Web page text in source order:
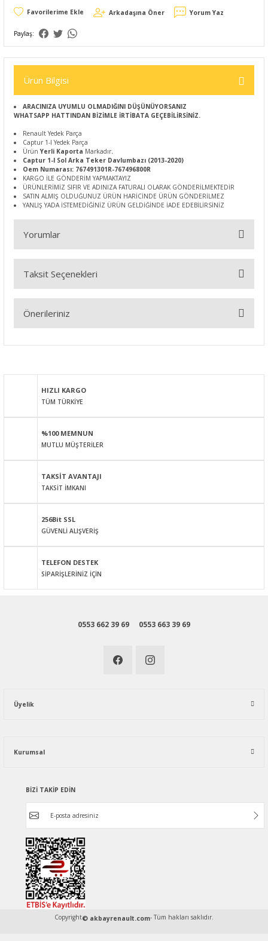
Arkadaşına Öner Yorum Yaz
Paylaş:
Ürün Bilgisi
ARACINIZA UYUMLU OLMADIĞINI DÜŞÜNÜYORSANIZ
WHATSAPP HATTINDAN BİZİMLE İRTİBATA GEÇEBİLİRSİNİZ.
Renault Yedek Parça
Captur 1-I Yedek Parça
ÜrünYerli Kaporta Markadır.
Captur 1-I Sol Arka Teker Davlumbazı (2013-2020)
Oem Numarası: 767491301R-767496800R
KARGO İLE GÖNDERİM YAPMAKTAYIZ
ÜRÜNLERİMİZ SIFIR VE ADINIZA FATURALI OLARAK GÖNDERİLMEKTEDİR
SATIN ALMIŞ OLDUĞUNUZ ÜRÜN HARİCİNDE ÜRÜN GÖNDERİLMEZ
YANLIŞ YADA İSTEMEDİĞİNİZ ÜRÜN GELDİĞİNDE İADE EDEBİLİRSİNİZ
Yorumlar
Bu ürüne ilk yorumu siz yapın!
Taksit Seçenekleri
Önerileriniz
Görüş ve önerileriniz için teşekkür ederiz.
Ürün resmi kalitesiz, bozuk veya görüntülenemiyor.
Ürün bilgilerinde hatalar bulunuyor.
Bu ürüne benzer farklı alternatifler olmalı.
HIZLI KARGO
TÜM TÜRKİYE
%100 MEMNUN
MUTLU MÜŞTERİLER
TAKSİT AVANTAJI
TAKSİT İMKANI
256Bit SSL
GÜVENLİ ALIŞVERİŞ
TELEFON DESTEK
SİPARİŞLERİNİZ İÇİN
0553 662 39 69 0553 663 39 69
Üyelik
Kurumsal
BİZİ TAKİP EDİN
Copyright© akbayrenault.com- Tüm hakları saklıdır.